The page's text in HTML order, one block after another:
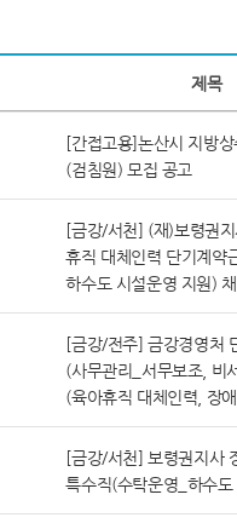
제목
[간접고용]논산시 지방
(검침원) 모집 공고
[금강/서천] (재)보령권
휴직 대체인력 단기계약
하수도 시설운영 지원)
[금강/전주] 금강경영처
(사무관리_서무보조, 비
(육아휴직 대체인력, 장
[금강/서천] 보령권지사
특수직(수탁운영_하수